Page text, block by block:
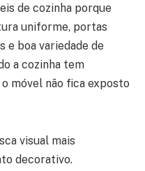
de cozinha porque
uniforme, portas
e boa variedade de
a cozinha tem
móvel não fica exposto
visual mais
decorativo.